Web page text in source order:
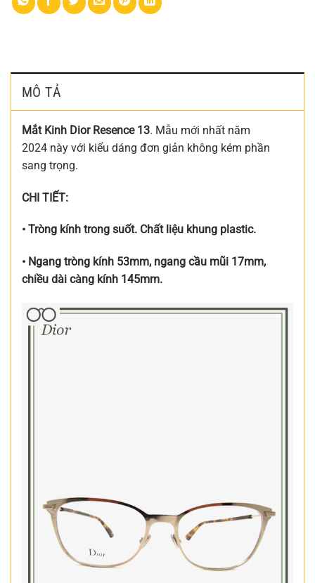
MÔ TẢ
Mắt Kinh Dior Resence 13. Mẫu mới nhất năm
2024 này với kiểu dáng đơn giản không kém phần
sang trọng.
CHI TIẾT:
• Tròng kính trong suốt. Chất liệu khung plastic.
• Ngang tròng kính 53mm, ngang cầu mũi 17mm,
chiều dài càng kính 145mm.